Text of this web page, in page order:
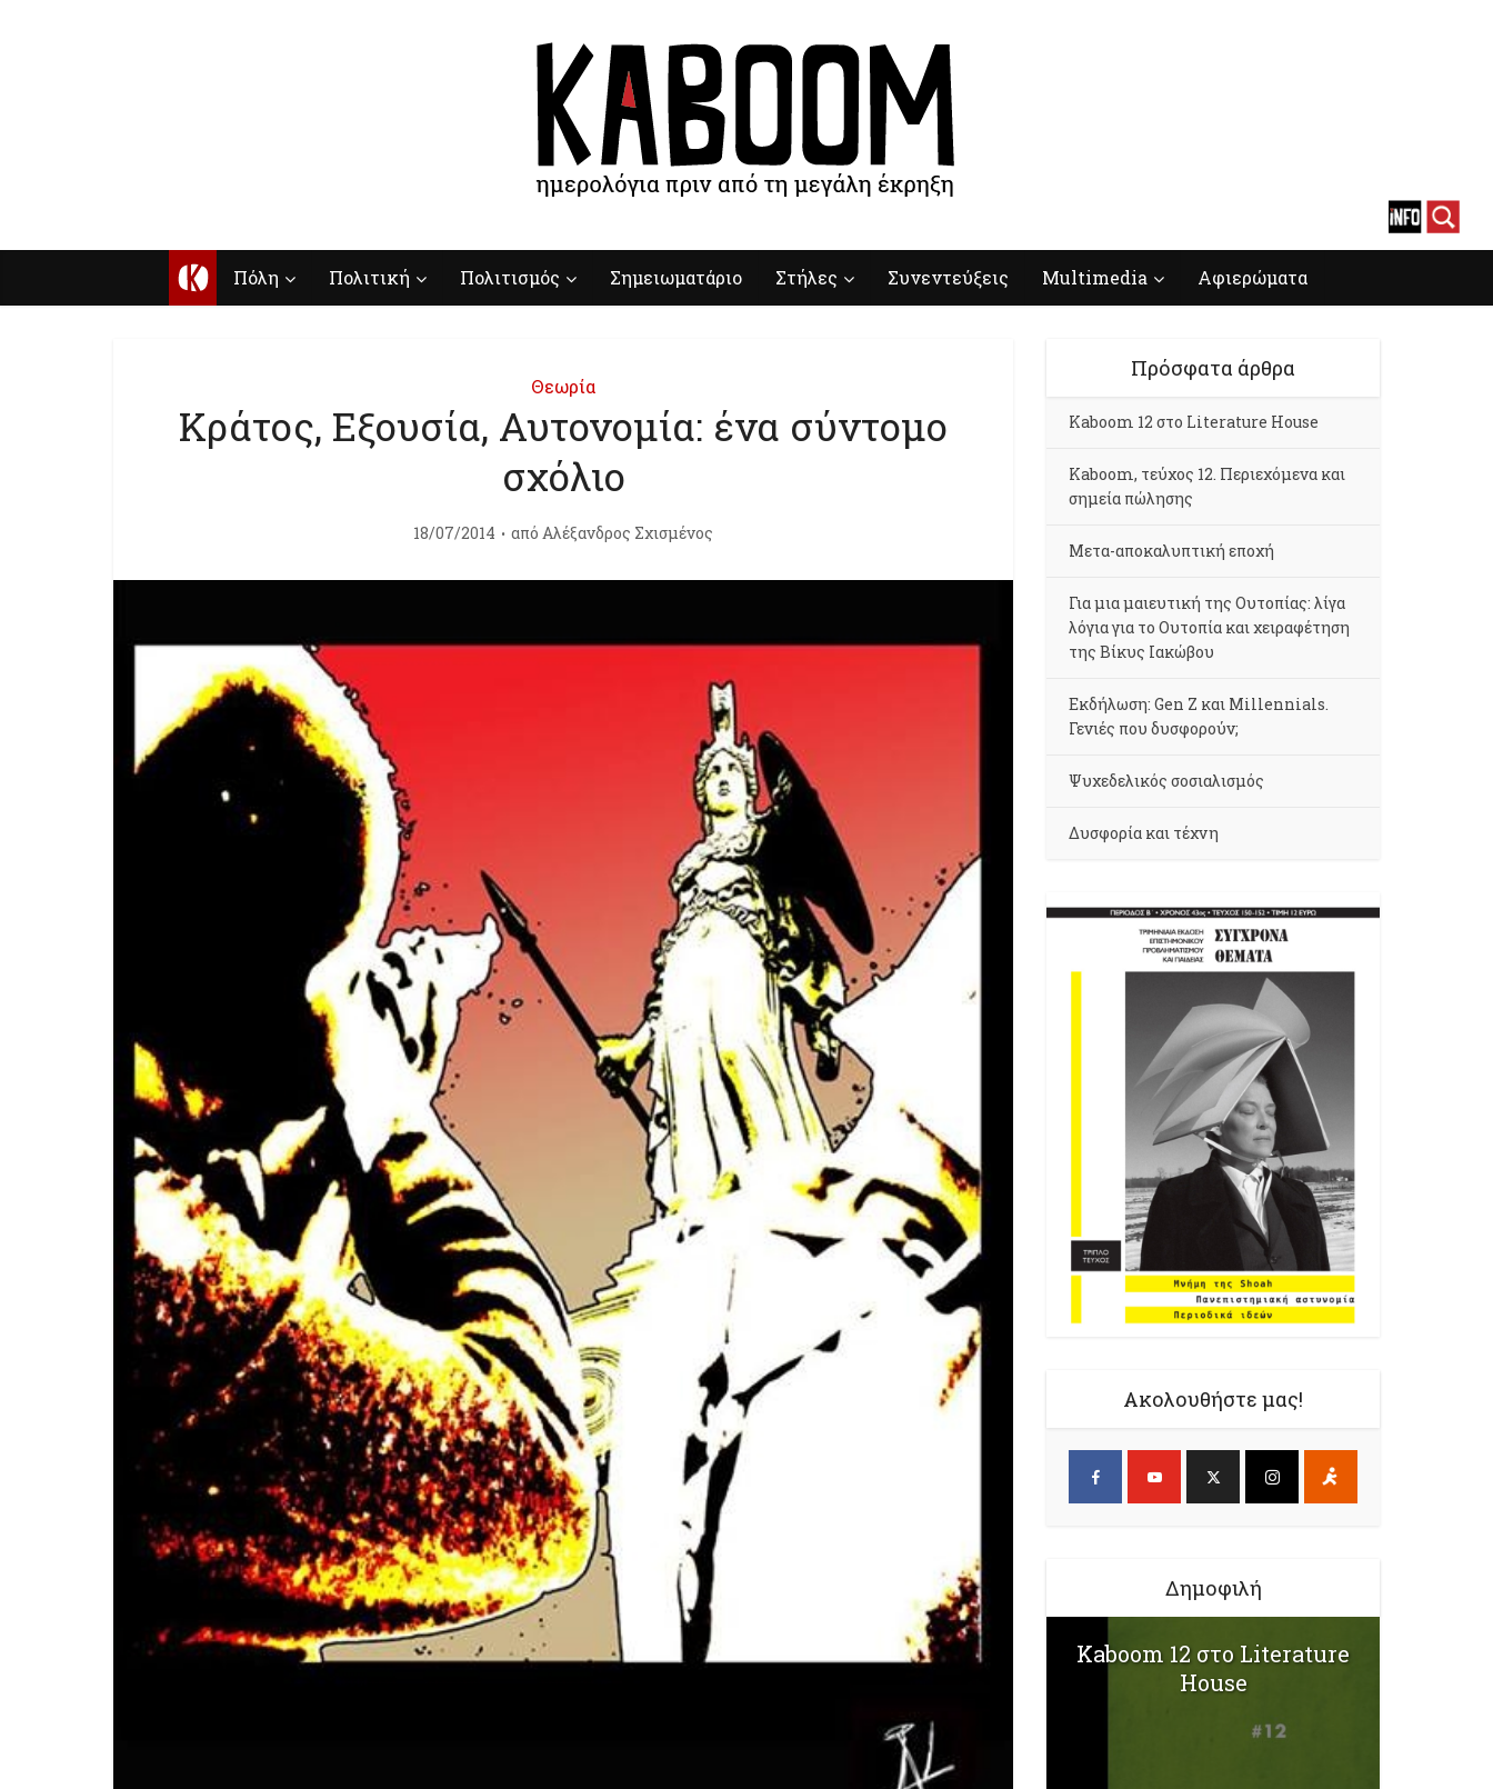
Κ Πόλη Πολιτική Πολιτισμός Σημειωματάριο Στήλες Συνεντεύξεις Multimedia Αφιερώματα
Θεωρία
Kράτος, Εξουσία, Αυτονομία: ένα σύντομο
σχόλιο
18/07/2014 από Αλέξανδρος Σχισμένος
Πρόσφατα άρθρα
Kaboom 12 στο Literature House
Kaboom, τεύχος 12. Περιεχόμενα και
σημεία πώλησης
Μετα-αποκαλυπτική εποχή
Για μια μαιευτική της Ουτοπίας: λίγα
λόγια για το Ουτοπία και χειραφέτηση
της Βίκυς Ιακώβου
Εκδήλωση: Gen Z και Millennials.
Γενιές που δυσφορούν;
Ψυχεδελικός σοσιαλισμός
Δυσφορία και τέχνη
Ακολουθήστε μας!
Δημοφιλή
Kaboom 12 στο Literature
House